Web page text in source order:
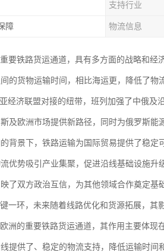
支持行业
障 物流信息
要铁路货运通道，具有多方面的战略和经
的货物运输时间，相比海运更，降低了物
经济联盟对接的纽带，班列加强了中俄及
及欧洲市场提供新路径，同时为俄罗斯能
背景下，铁路运输为国际贸易提供了稳定
优势吸引产业集聚，促进沿线基础设施升
了双方政治互信，为其他领域合作奠定基
一环，未来随着线路优化和货源拓展，其
洲的重要铁路货运通道，其作用主要体现
提供了、稳定的物流支持，降低运输时间